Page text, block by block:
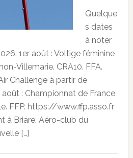
Quelque
s dates
à noter
1er août : Voltige féminine
Villemarie. CRA10. FFA.
Challenge à partir de
août : Championnat de France
FFP. https://www.ffp.asso.fr
à Briare. Aéro-club du
[…]